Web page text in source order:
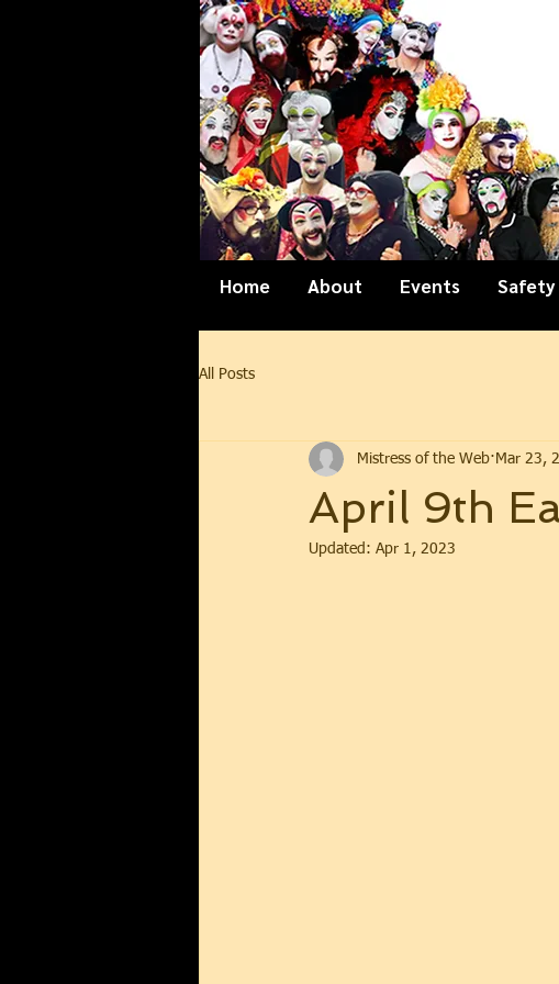
Home About Events
All Posts
April 9th
Mistress of the Web Mar 23,
Updated: Apr 1, 2023